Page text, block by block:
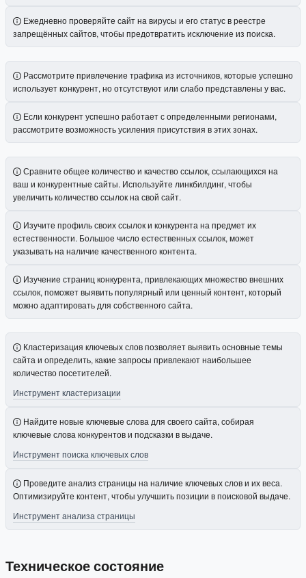
Ежедневно проверяйте сайт на вирусы и его статус в реестре
запрещённых сайтов, чтобы предотвратить исключение из поиска.
Рассмотрите привлечение трафика из источников, которые успешно
использует конкурент, но отсутствуют или слабо представлены у вас.
Если конкурент успешно работает с определенными регионами,
рассмотрите возможность усиления присутствия в этих зонах.
Сравните общее количество и качество ссылок, ссылающихся на
ваш и конкурентные сайты. Используйте линкбилдинг, чтобы
увеличить количество ссылок на свой сайт.
Изучите профиль своих ссылок и конкурента на предмет их
естественности. Большое число естественных ссылок, может
указывать на наличие качественного контента.
Изучение страниц конкурента, привлекающих множество внешних
ссылок, поможет выявить популярный или ценный контент, который
можно адаптировать для собственного сайта.
Кластеризация ключевых слов позволяет выявить основные темы
сайта и определить, какие запросы привлекают наибольшее
количество посетителей.
Инструмент кластеризации
Найдите новые ключевые слова для своего сайта, собирая
ключевые слова конкурентов и подсказки в выдаче.
Инструмент поиска ключевых слов
Проведите анализ страницы на наличие ключевых слов и их веса.
Оптимизируйте контент, чтобы улучшить позиции в поисковой выдаче.
Инструмент анализа страницы
Техническое состояние